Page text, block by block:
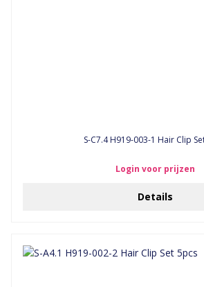
S-C7.4 H919-003-1 Hair Clip
Login voor prijzen
Details